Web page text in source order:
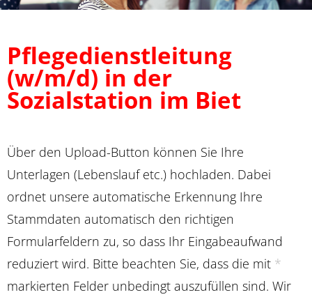
Ausbildung/FSJ/Praktika
Über uns
FAQ
Pflegedienstleitung
(w/m/d) in der
Sozialstation im Biet
Über den Upload-Button können Sie Ihre
Unterlagen (Lebenslauf etc.) hochladen. Dabei
ordnet unsere automatische Erkennung Ihre
Stammdaten automatisch den richtigen
Formularfeldern zu, so dass Ihr Eingabeaufwand
reduziert wird. Bitte beachten Sie, dass die mit *
markierten Felder unbedingt auszufüllen sind. Wir